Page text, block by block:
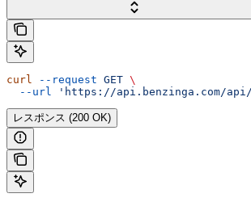
curl --request GET \
  --url
'https://api.benzinga.com/api/
レスポンス (200 OK)